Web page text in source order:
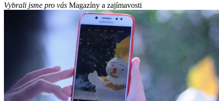
Vybrali jsme pro vás Magazíny a zajímavosti